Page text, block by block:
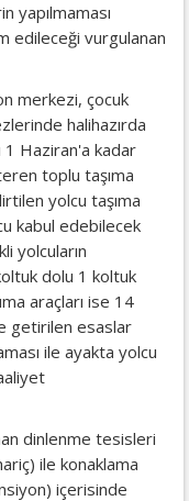
yapılmaması
edileceği vurgulanan
merkezi, çocuk
halihazırda
1 Haziran'a kadar
toplu taşıma
yolcu taşıma
kabul edebilecek
yolcuların
dolu 1 koltuk
araçları ise 14
getirilen esaslar
ile ayakta yolcu
dinlenme tesisleri
ile konaklama
içerisinde